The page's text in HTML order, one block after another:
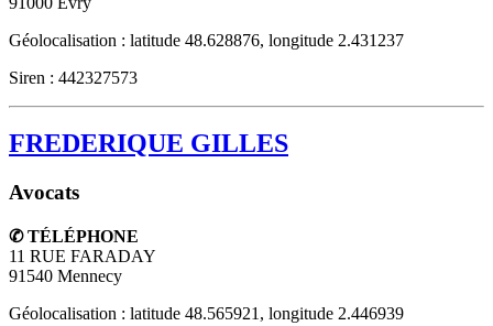
Géolocalisation : latitude 48.628876, longitude 2.431237
Siren : 442327573
FREDERIQUE GILLES
Avocats
✆ TÉLÉPHONE
11 RUE FARADAY
91540 Mennecy
Géolocalisation : latitude 48.565921, longitude 2.446939